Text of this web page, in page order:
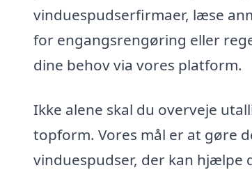
vinduespudserfirmaer, læse
for engangsrengøring eller
dine behov via vores platform.
Ikke alene skal du overveje
topform. Vores mål er at gøre
vinduespudser, der kan hjælpe